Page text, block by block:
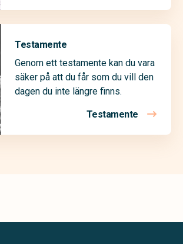
Testamente
Genom ett testamente kan du vara
säker på att du får som du vill den
dagen du inte längre finns.
Testamente